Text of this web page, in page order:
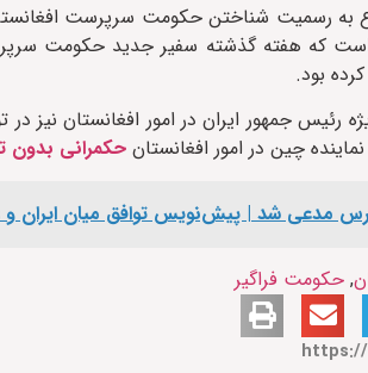
رسمیت شناختن حکومت سرپرست
که هفته گذشته سفیر جدید حکومت
بود.
جمهور ایران در امور افغانستان نیز در
چین در امور افغانستان حکمرانی
مدعی شد | پیش‌نویس توافق میان ایران
, حکومت فراگیر